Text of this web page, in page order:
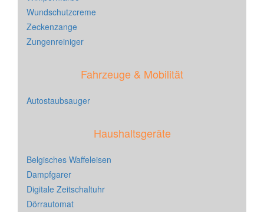
Wundschutzcreme
Zeckenzange
Zungenreiniger
Fahrzeuge & Mobilität
Autostaubsauger
Haushaltsgeräte
Belgisches Waffeleisen
Dampfgarer
Digitale Zeitschaltuhr
Dörrautomat